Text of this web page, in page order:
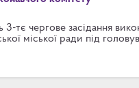
3-тє чергове засідання
міської ради під
було винесено 19